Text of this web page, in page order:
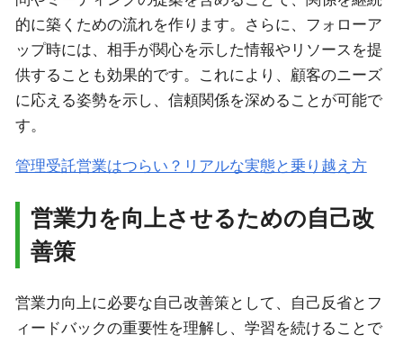
的に築くための流れを作ります。さらに、フォローア
ップ時には、相手が関心を示した情報やリソースを提
供することも効果的です。これにより、顧客のニーズ
に応える姿勢を示し、信頼関係を深めることが可能で
す。
管理受託営業はつらい？リアルな実態と乗り越え方
営業力を向上させるための自己改
善策
営業力向上に必要な自己改善策として、自己反省とフ
ィードバックの重要性を理解し、学習を続けることで